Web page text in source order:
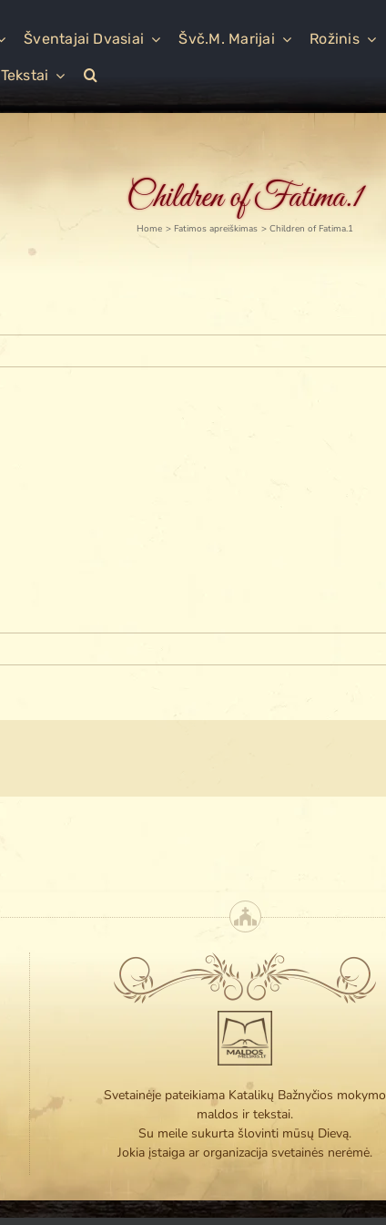
Šventajai Dvasiai Švč.M. Marijai Rožinis
Tekstai
Children of Fatima.1
Home Fatimos apreiškimas Children of Fatima.1
Svetainėje pateikiama Katalikų Bažnyčios mokymo
maldos ir tekstai.
Su meile sukurta šlovinti mūsų Dievą.
Jokia įstaiga ar organizacija svetainės nerėmė.